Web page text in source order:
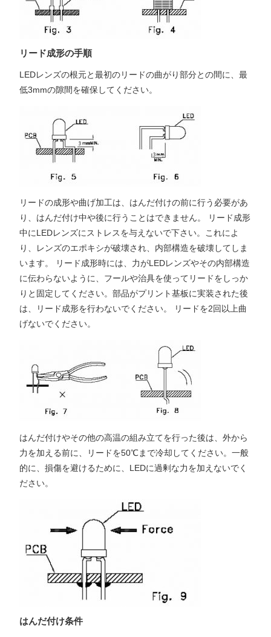
リード成形の手順
LEDレンズの根元と最初のリードの曲がり部分との間に、最
低3mmの隙間を確保してください。
リードの成形や曲げ加工は、はんだ付けの前に行う必要があ
り、はんだ付け中や後に行うことはできません。 リード成形
中にLEDレンズにストレスを与えないで下さい。これによ
り、レンズのエポキシが破壊され、内部構造を破壊してしま
います。 リード成形時には、力がLEDレンズやその内部構造
に伝わらないように、フールや治具を使ってリードをしっか
りと固定してください。部品がプリント基板に実装された後
は、リード成形を行わないでください。 リードを2回以上曲
げないでください。
はんだ付けやその他の高温の組み立てを行った後は、外から
力を加える前に、リードを50℃まで冷却してください。一般
的に、損傷を避けるために、LEDに過剰な力を加えないでく
ださい。
はんだ付け条件